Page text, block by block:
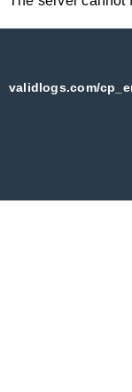
validlogs.com/